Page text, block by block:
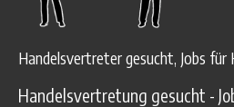
Handelsvertreter gesucht, Jobs
Handelsvertretung gesucht -